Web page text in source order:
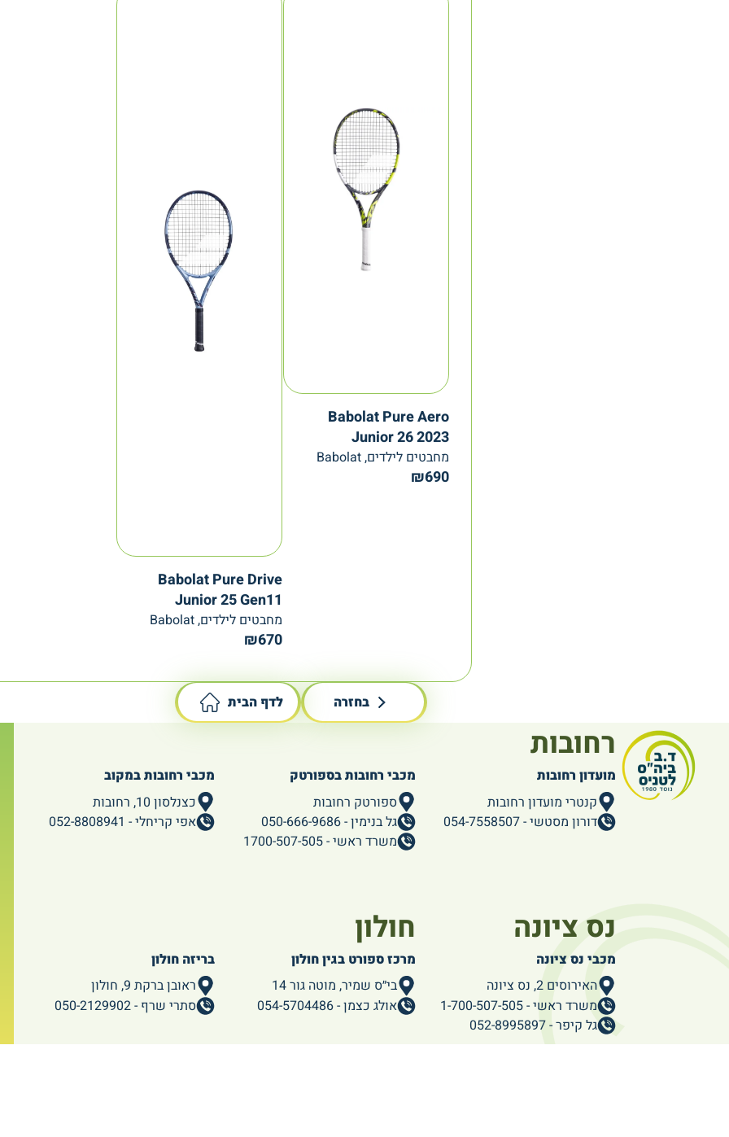
Babolat Pure Aero
Junior 26 2023
מחבטים לילדים, Babolat
₪690
Babolat Pure Drive
Junior 25 Gen11
מחבטים לילדים, Babolat
₪670
בחזרה לדף הבית
חולון
מרכז ספורט בגין חולון
בי״ס שמיר, מוטה גור 14
אולג כצמן - 054-5704486
בריזה חולון
ראובן ברקת 9, חולון
סתרי שרף - 050-2129902
נס ציונה
מכבי נס ציונה
האירוסים 2, נס ציונה
משרד ראשי - 1-700-507-505
גל קיפר - 052-8995897
רחובות
מועדון רחובות
קנטרי מועדון רחובות
דורון מסטשי - 054-7558507
מכבי רחובות בספורטק
ספורטק רחובות
גל בנימין - 050-666-9686
משרד ראשי - 1700-507-505
מכבי רחובות במקוב
כצנלסון 10, רחובות
אפי קריחלי - 052-8808941